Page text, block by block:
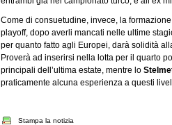
Come di consuetudine, invece, la
playoff, dopo averli mancati nelle ultime
per quanto fatto agli Europei, darà solidità
Proverà ad inserirsi nella lotta per il quarto
principali dell’ultima estate, mentre lo
praticamente alcuna esperienza a questi
Stampa la notizia